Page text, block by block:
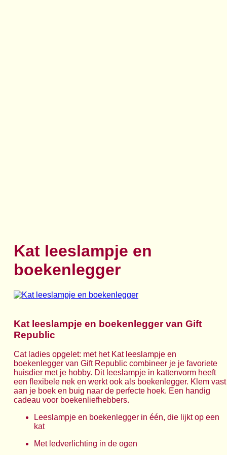
Kat leeslampje en
boekenlegger
Kat leeslampje en boekenlegger van Gift
Republic
Cat ladies opgelet: met het Kat leeslampje en
boekenlegger van Gift Republic combineer je je favoriete
huisdier met je hobby. Dit leeslampje in kattenvorm heeft
een flexibele nek en werkt ook als boekenlegger. Klem vast
aan je boek en buig naar de perfecte hoek. Een handig
cadeau voor boekenliefhebbers.
Leeslampje en boekenlegger in één, die lijkt op een
kat
Met ledverlichting in de ogen